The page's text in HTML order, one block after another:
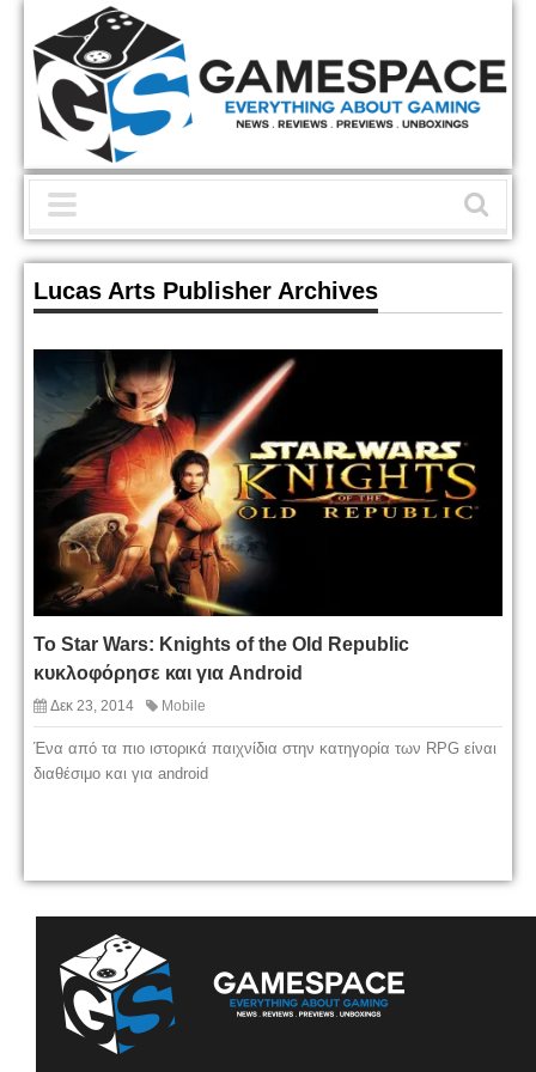
Lucas Arts Publisher Archives
Το Star Wars: Knights of the Old Republic
κυκλοφόρησε και για Android
Δεκ 23, 2014 Mobile
Ένα από τα πιο ιστορικά παιχνίδια στην κατηγορία των RPG είναι
διαθέσιμο και για android